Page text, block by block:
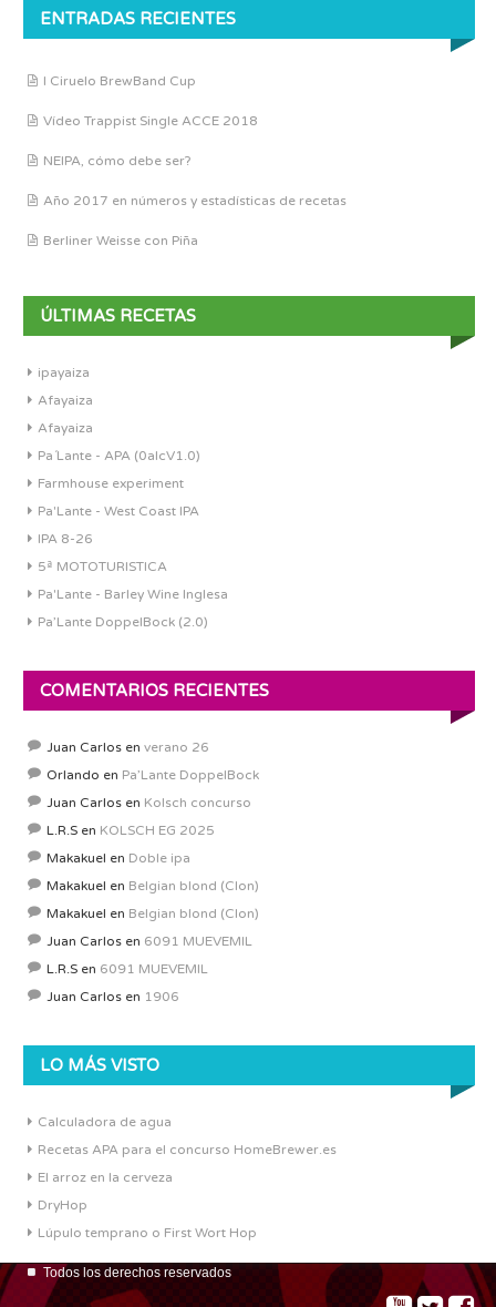
ENTRADAS RECIENTES
I Ciruelo BrewBand Cup
Vídeo Trappist Single ACCE 2018
NEIPA, cómo debe ser?
Año 2017 en números y estadísticas de recetas
Berliner Weisse con Piña
ÚLTIMAS RECETAS
ipayaiza
Afayaiza
Afayaiza
Pa´Lante - APA (0alcV1.0)
Farmhouse experiment
Pa'Lante - West Coast IPA
IPA 8-26
5ª MOTOTURISTICA
Pa'Lante - Barley Wine Inglesa
Pa’Lante DoppelBock (2.0)
COMENTARIOS RECIENTES
Juan Carlos en verano 26
Orlando en Pa’Lante DoppelBock
Juan Carlos en Kolsch concurso
L.R.S en KOLSCH EG 2025
Makakuel en Doble ipa
Makakuel en Belgian blond (Clon)
Makakuel en Belgian blond (Clon)
Juan Carlos en 6091 MUEVEMIL
L.R.S en 6091 MUEVEMIL
Juan Carlos en 1906
LO MÁS VISTO
Calculadora de agua
Recetas APA para el concurso HomeBrewer.es
El arroz en la cerveza
DryHop
Lúpulo temprano o First Wort Hop
Todos los derechos reservados